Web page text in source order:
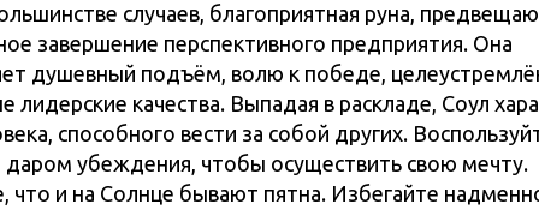
случаев, благоприятная руна,
завершение перспективного предприятия. Она
душевный подъём, волю к победе,
лидерские качества. Выпадая в раскладе, Соул
способного вести за собой других.
убеждения, чтобы осуществить свою мечту.
что и на Солнце бывают пятна. Избегайте